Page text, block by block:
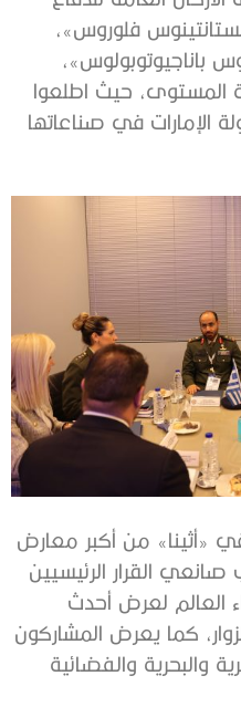
فلوروس»،
باناجيوتوبولوس»،
المستوى، حيث اطلعوا
الإمارات في صناعاتها
«أثينا» من أكبر معارض
القرار الرئيسيين
العالم لعرض أحدث
كما يعرض المشاركون
والبحرية والفضائية